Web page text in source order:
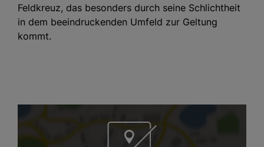
Feldkreuz, das besonders durch seine Schlichtheit
in dem beeindruckenden Umfeld zur Geltung
kommt.